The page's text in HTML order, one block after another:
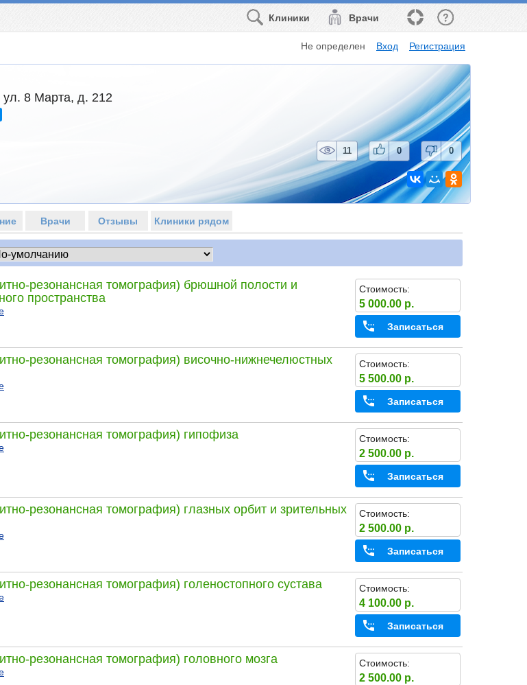
Врачи
Клиники
Не определен Вход Регистрация
ул. 8 Марта, д. 212
11 0 0
Врачи Отзывы Клиники рядом
резонансная томография) брюшной полости и
пространства
Стоимость:
5 000.00 р.
Записаться
резонансная томография) височно-нижнечелюстных
Стоимость:
5 500.00 р.
Записаться
резонансная томография) гипофиза Стоимость:
2 500.00 р.
Записаться
резонансная томография) глазных орбит и зрительных
Стоимость:
2 500.00 р.
Записаться
резонансная томография) голеностопного сустава Стоимость:
4 100.00 р.
Записаться
резонансная томография) головного мозга Стоимость:
2 500.00 р.